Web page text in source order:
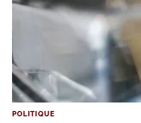
POLITIQUE